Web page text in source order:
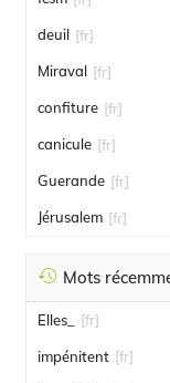
deuil [fr]
Miraval [fr]
confiture [fr]
canicule [fr]
Guerande [fr]
Jérusalem [fr]
Mots
Elles_ [fr]
impénitent [fr]